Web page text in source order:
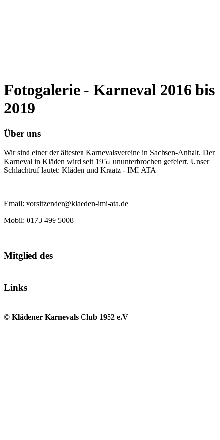
Fotogalerie - Karneval 2016 bis
2019
Über uns
Wir sind einer der ältesten Karnevalsvereine in Sachsen-Anhalt. Der
Karneval in Kläden wird seit 1952 ununterbrochen gefeiert. Unser
Schlachtruf lautet: Kläden und Kraatz - IMI ATA
Email: vorsitzender@klaeden-imi-ata.de
Mobil: 0173 499 5008
Mitglied des
Links
© Klädener Karnevals Club 1952 e.V